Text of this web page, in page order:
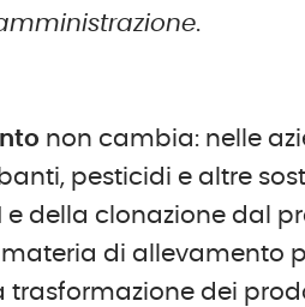
.
non cambia: nelle
pesticidi e altre
e della clonazione dal
di allevamento
trasformazione dei